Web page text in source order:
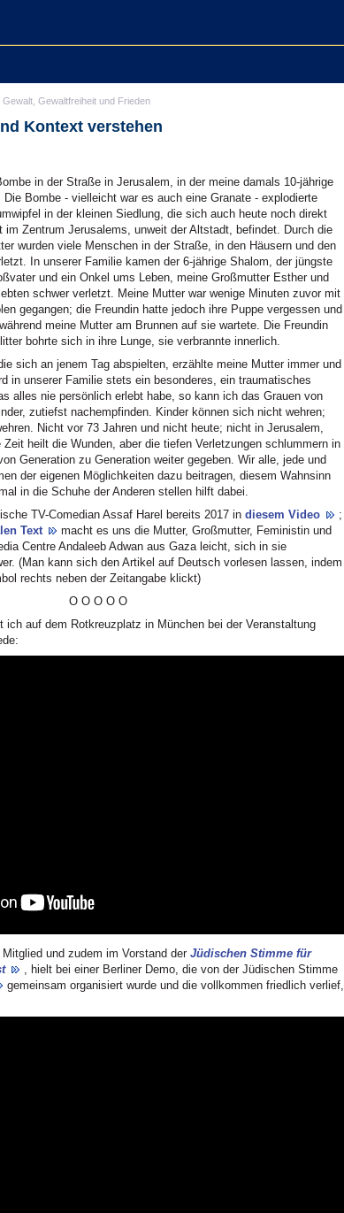
Gewalt, Gewaltfreiheit und Frieden
Kontext verstehen
in der Straße in Jerusalem, in der meine damals 10-jährige
Bombe - vielleicht war es auch eine Granate - explodierte
in der kleinen Siedlung, die sich auch heute noch direkt
im Zentrum Jerusalems, unweit der Altstadt, befindet. Durch die
wurden viele Menschen in der Straße, in den Häusern und den
In unserer Familie kamen der 6-jährige Shalom, der jüngste
und ein Onkel ums Leben, meine Großmutter Esther und
schwer verletzt. Meine Mutter war wenige Minuten zuvor mit
gegangen; die Freundin hatte jedoch ihre Puppe vergessen und
meine Mutter am Brunnen auf sie wartete. Die Freundin
bohrte sich in ihre Lunge, sie verbrannte innerlich.
sich an jenem Tag abspielten, erzählte meine Mutter immer und
in unserer Familie stets ein besonderes, ein traumatisches
alles nie persönlich erlebt habe, so kann ich das Grauen von
zutiefst nachempfinden. Kinder können sich nicht wehren;
Nicht vor 73 Jahren und nicht heute; nicht in Jerusalem,
heilt die Wunden, aber die tiefen Verletzungen schlummern in
Generation zu Generation weiter gegeben. Wir alle, jede und
der eigenen Möglichkeiten dazu beitragen, diesem Wahnsinn
in die Schuhe der Anderen stellen hilft dabei.
TV-Comedian Assaf Harel bereits 2017 in diesem Video
;
Text
macht es uns die Mutter, Großmutter, Feministin und
Centre Andaleeb Adwan aus Gaza leicht, sich in sie
(Man kann sich den Artikel auf Deutsch vorlesen lassen, indem
rechts neben der Zeitangabe klickt)
O O O O O
ich auf dem Rotkreuzplatz in München bei der Veranstaltung
und zudem im Vorstand der Jüdischen Stimme für
, hielt bei einer Berliner Demo, die von der Jüdischen Stimme
gemeinsam organisiert wurde und die vollkommen friedlich verlief,